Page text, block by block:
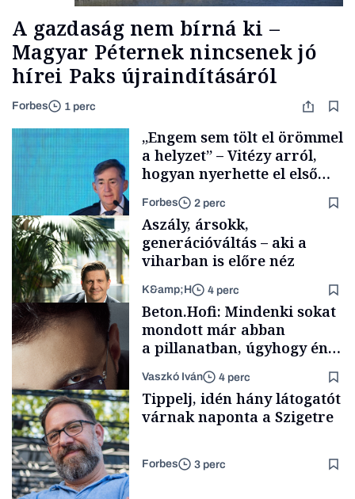
A gazdaság nem bírná ki –
Magyar Péternek nincsenek jó
hírei Paks újraindításáról
Forbes 1 perc
Elszámoltatás
„Engem sem tölt el örömmel
a helyzet” – Vitézy arról,
hogyan nyerhette el első
tenderét Mészárosék cége a
Tisza-kormány alatt
Forbes 2 perc
TÁMOGATÓI
TARTALOM
Aszály, ársokk,
generációváltás – aki a
viharban is előre néz
K&amp;H 4 perc
Forbes-sztori
Beton.Hofi: Mindenki sokat
mondott már abban
a pillanatban, úgyhogy én
a legsarkosabb
gondolataimat akartam
kimondani
Vaszkó Iván 4 perc
Tippelj, idén hány látogatót
várnak naponta a Szigetre
Forbes 3 perc